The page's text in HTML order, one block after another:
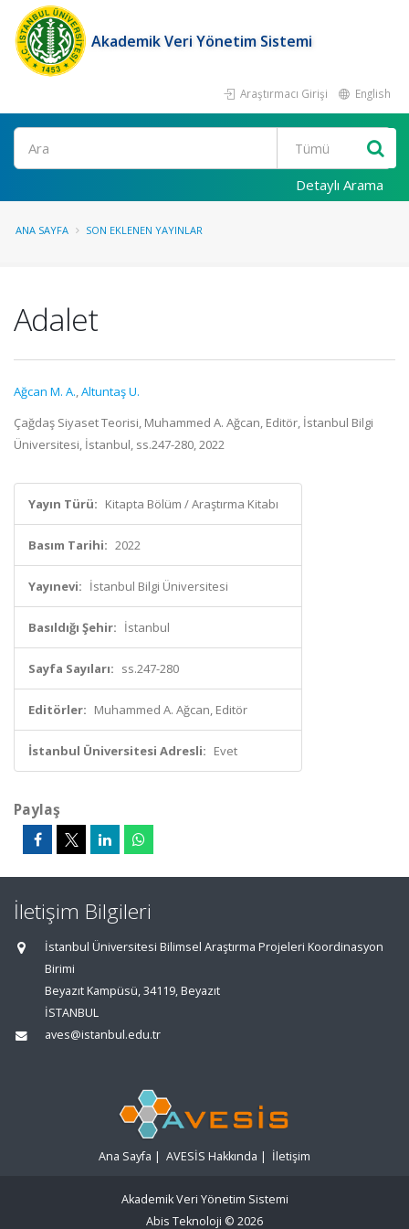
Akademik Veri Yönetim Sistemi
Araştırmacı Girişi English
Ara
Detaylı Arama
ANA SAYFA SON EKLENEN YAYINLAR
Adalet
Ağcan M. A.,Altuntaş U.
Çağdaş Siyaset Teorisi, Muhammed A. Ağcan, Editör, İstanbul Bilgi
Üniversitesi, İstanbul, ss.247-280, 2022
Yayın Türü: Kitapta Bölüm / Araştırma Kitabı
Basım Tarihi: 2022
Yayınevi: İstanbul Bilgi Üniversitesi
Basıldığı Şehir: İstanbul
Sayfa Sayıları: ss.247-280
Editörler: Muhammed A. Ağcan, Editör
İstanbul Üniversitesi Adresli: Evet
Paylaş
İletişim Bilgileri
İstanbul Üniversitesi Bilimsel Araştırma Projeleri Koordinasyon
Birimi
Beyazıt Kampüsü, 34119, Beyazıt
İSTANBUL
aves@istanbul.edu.tr
Ana Sayfa | AVESİS Hakkında | İletişim
Akademik Veri Yönetim Sistemi
Abis Teknoloji © 2026